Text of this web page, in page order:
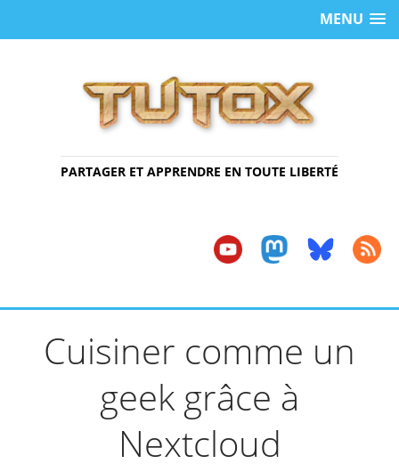
MENU
PARTAGER ET APPRENDRE EN TOUTE LIBERTÉ
Cuisiner comme un
geek grâce à
Nextcloud